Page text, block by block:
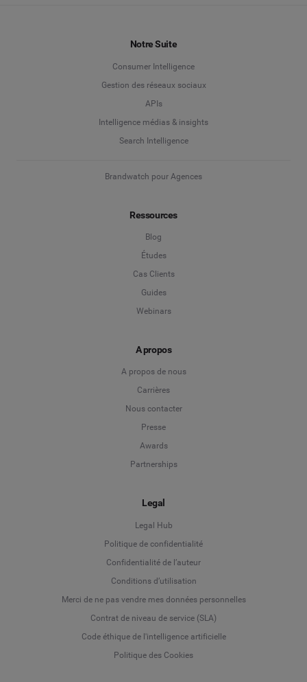
Notre Suite
Consumer Intelligence
Gestion des réseaux sociaux
APIs
Intelligence médias & insights
Search Intelligence
Brandwatch pour Agences
Ressources
Blog
Études
Cas Clients
Guides
Webinars
A propos
A propos de nous
Carrières
Nous contacter
Presse
Awards
Partnerships
Legal
Legal Hub
Politique de confidentialité
Confidentialité de l’auteur
Conditions d’utilisation
Merci de ne pas vendre mes données personnelles
Contrat de niveau de service (SLA)
Code éthique de l'intelligence artificielle
Politique des Cookies
Deutsch